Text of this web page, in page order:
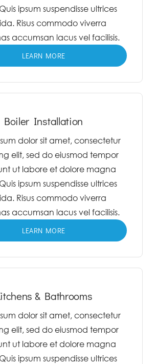
Contact
ipsum suspendisse ultrices
Risus commodo viverra
accumsan lacus vel facilisis.
LEARN MORE
Boiler Installation
dolor sit amet, consectetur
elit, sed do eiusmod tempor
ut labore et dolore magna
ipsum suspendisse ultrices
Risus commodo viverra
accumsan lacus vel facilisis.
LEARN MORE
& Bathrooms
dolor sit amet, consectetur
elit, sed do eiusmod tempor
ut labore et dolore magna
ipsum suspendisse ultrices